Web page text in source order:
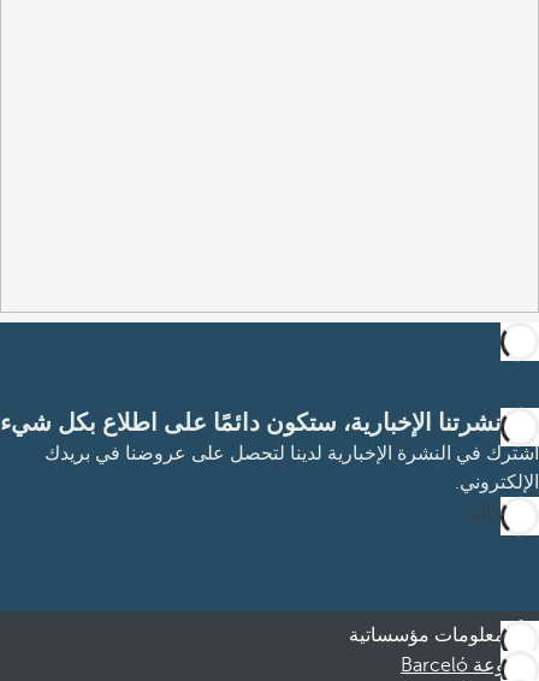
مع نشرتنا الإخبارية، ستكون دائمًا على اطلاع بكل شيء
اشترك في النشرة الإخبارية لدينا لتحصل على عروضنا في بريدك
الإلكتروني.
الاشتراك
معلومات مؤسساتية
مجموعة Barceló